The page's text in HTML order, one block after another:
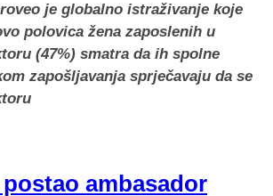
je globalno istraživanje koje
polovica žena zaposlenih u
(47%) smatra da ih spolne
zapošljavanja sprječavaju da se
ambasador